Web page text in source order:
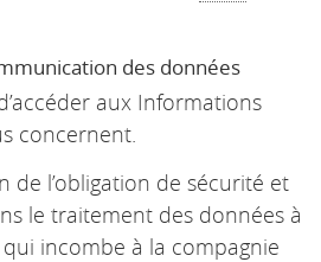
des données
aux Informations
concernent.
de l’obligation de sécurité et
le traitement des données à
incombe à la compagnie